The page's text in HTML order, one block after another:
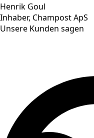
Henrik Goul
Inhaber, Champost ApS
Unsere Kunden sagen